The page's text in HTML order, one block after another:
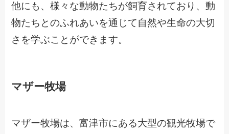
他にも、様々な動物たちが飼育されており、動
物たちとのふれあいを通じて自然や生命の大切
さを学ぶことができます。
マザー牧場
マザー牧場は、富津市にある大型の観光牧場で